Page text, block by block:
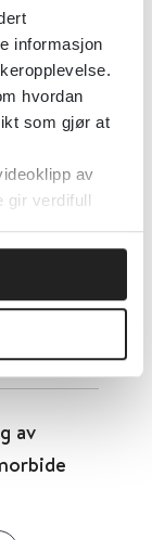
informasjon
hvordan
som gjør at
av
gir verdifull
(MeSH
av